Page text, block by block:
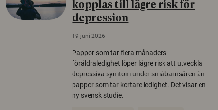
kopplas till lägre risk för
depression
19 juni 2026
Pappor som tar flera månaders
föräldraledighet löper lägre risk att utveckla
depressiva symtom under småbarnsåren än
pappor som tar kortare ledighet. Det visar en
ny svensk studie.